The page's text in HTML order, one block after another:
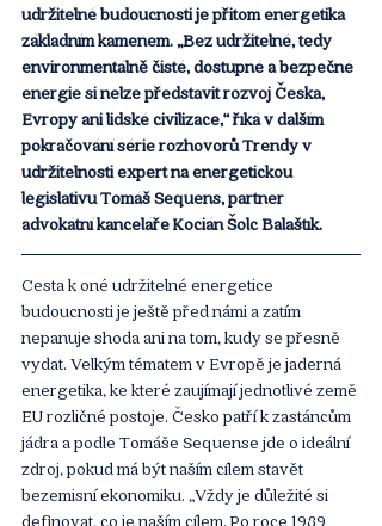
udržitelné budoucnosti je přitom energetika
základním kamenem. „Bez udržitelné, tedy
environmentálně čisté, dostupné a bezpečné
energie si nelze představit rozvoj Česka,
Evropy ani lidské civilizace,“ říká v dalším
pokračování série rozhovorů Trendy v
udržitelnosti expert na energetickou
legislativu Tomáš Sequens, partner
advokátní kanceláře Kocián Šolc Balaštík.
Cesta k oné udržitelné energetice
budoucnosti je ještě před námi a zatím
nepanuje shoda ani na tom, kudy se přesně
vydat. Velkým tématem v Evropě je jaderná
energetika, ke které zaujímají jednotlivé země
EU rozličné postoje. Česko patří k zastáncům
jádra a podle Tomáše Sequense jde o ideální
zdroj, pokud má být naším cílem stavět
bezemisní ekonomiku. „Vždy je důležité si
definovat, co je naším cílem. Po roce 1989